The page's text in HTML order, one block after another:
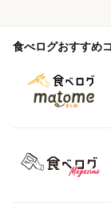
食べログおすすめ